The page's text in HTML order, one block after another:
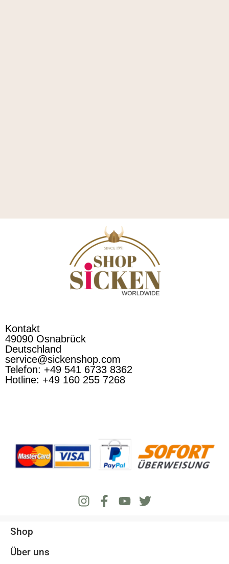
Kontakt
49090 Osnabrück
Deutschland
service@sickenshop.com
Telefon: +49 541 6733 8362
Hotline: +49 160 255 7268
Shop
Über uns